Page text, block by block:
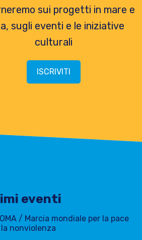
sui progetti in mare e
sugli eventi e le iniziative
culturali
ISCRIVITI
eventi
/ Marcia mondiale per la pace
la nonviolenza